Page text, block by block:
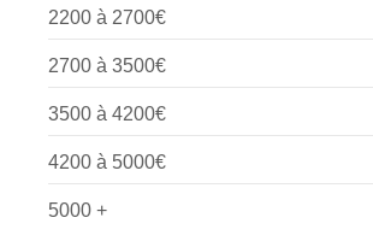
2200 à 2700€
2700 à 3500€
3500 à 4200€
4200 à 5000€
5000 +